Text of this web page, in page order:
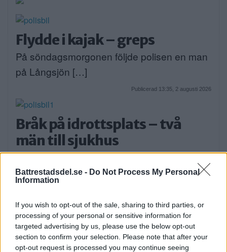
Battrestadsdel.se - Do Not Process My Personal
Information
If you wish to opt-out of the sale, sharing to third parties, or
processing of your personal or sensitive information for
targeted advertising by us, please use the below opt-out
section to confirm your selection. Please note that after your
opt-out request is processed you may continue seeing
Flydde i kajak – greps
På söndagsmorgonen följde polisen en man
på Långsjön […]
Publicerad 13:35, 2 augusti 2026
Bråk på idrottsplats – två
män till sjukhus
På lördagseftermiddagen skadades två
personer i Sätra med […]
Debatt: C: Så förvandlar vi
Strandvägen till en grön oas